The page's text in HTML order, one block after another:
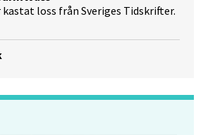
kastat loss från Sveriges Tidskrifter.